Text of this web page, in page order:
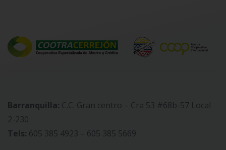
Barranquilla: C.C. Gran centro – Cra 53 #68b-57 Local
2-230
Tels: 605 385 4923 – 605 385 5669